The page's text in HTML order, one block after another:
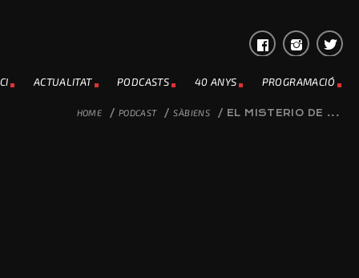
ACTUALITAT PODCASTS 40 ANYS PROGRAMACIÓ
HOME / PODCAST / SÀBIENS / EL MISTERIO DE ...